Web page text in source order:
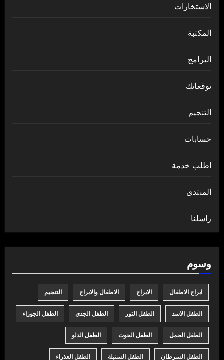
الاستخارات
المكتبة
البرامج
توقعاتك
التنجيم
حسابات
اطلب خدمة
المنتدى
راسلنا
وسوم
ابراج الاطفال الابراج الاطفال والابراج التنجيم
الطفل الاسد الطفل الثور الطفل الجدي الطفل الجوزاء
الطفل الحمل الطفل الحوت الطفل الدلو
الطفل السرطان الطفل السنبلة الطفل العذراء